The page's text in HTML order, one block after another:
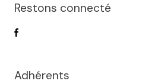
Restons connecté
Adhérents